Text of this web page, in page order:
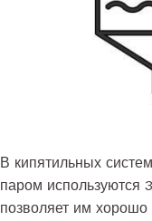
В кипятильных
паром используются
позволяет им хорошо